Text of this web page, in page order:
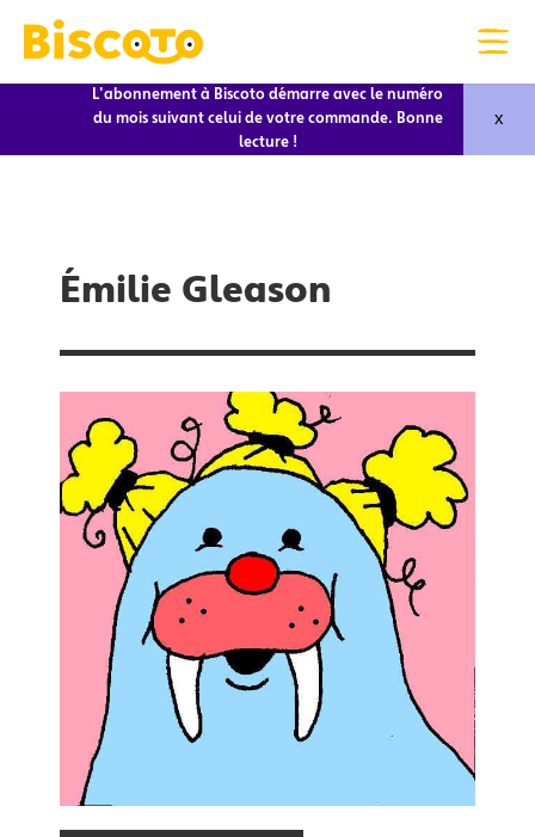
L'abonnement à Biscoto démarre avec le numéro
du mois suivant celui de votre commande. Bonne
lecture !
x
Émilie Gleason